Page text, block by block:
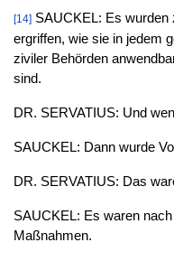
[14]SAUCKEL: Es wurden
ergriffen, wie sie in jedem
ziviler Behörden
sind.
DR. SERVATIUS: Und
SAUCKEL: Dann wurde
DR. SERVATIUS: Das
SAUCKEL: Es waren
Maßnahmen.